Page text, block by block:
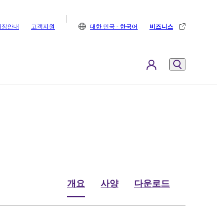
장안내 고객지원 대한 민국 - 한국어 비즈니스
개요 사양 다운로드